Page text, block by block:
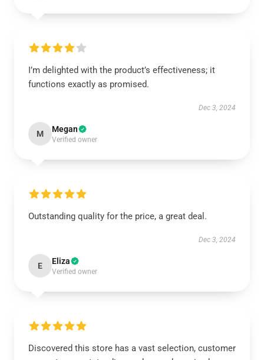
I’m delighted with the product’s effectiveness; it
functions exactly as promised.
Dec 3, 2024
M Megan
Verified owner
Outstanding quality for the price, a great deal.
Dec 3, 2024
E Eliza
Verified owner
Discovered this store has a vast selection, customer